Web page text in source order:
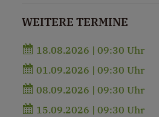
WEITERE TERMINE
18.08.2026 | 09:30 Uhr
01.09.2026 | 09:30 Uhr
08.09.2026 | 09:30 Uhr
15.09.2026 | 09:30 Uhr